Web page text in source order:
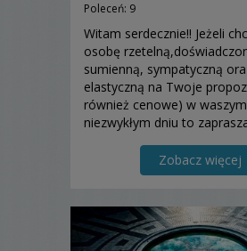
Poleceń: 9
Witam serdecznie!! Jeżeli
osobę
sumienną, sympatyczną
elastyczną na Twoje
również cenowe) w waszym
niezwykłym dniu to
Zobacz więcej